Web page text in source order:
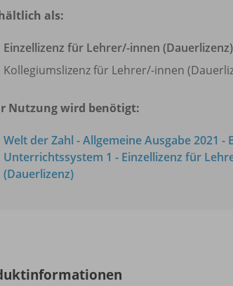
als:
Einzellizenz für Lehrer/-innen (Dauerlizenz)
Kollegiumslizenz für Lehrer/-innen
Nutzung wird benötigt:
Welt der Zahl - Allgemeine Ausgabe 2021 -
Unterrichtssystem 1 - Einzellizenz für
(Dauerlizenz)